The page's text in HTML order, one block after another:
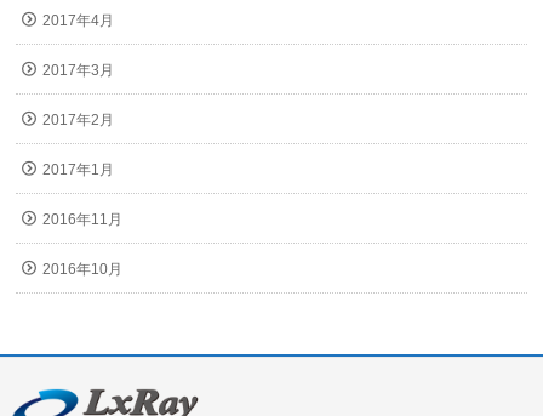
2017年4月
2017年3月
2017年2月
2017年1月
2016年11月
2016年10月